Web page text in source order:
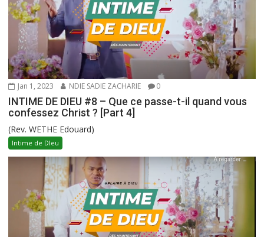
Jan 1, 2023 NDIE SADIE ZACHARIE 0
INTIME DE DIEU #8 – Que ce passe-t-il quand vous
confessez Christ ? [Part 4]
(Rev. WETHE Edouard)
Intime de DIeu